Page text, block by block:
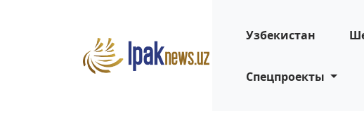
Узбекистан
Спецпроекты